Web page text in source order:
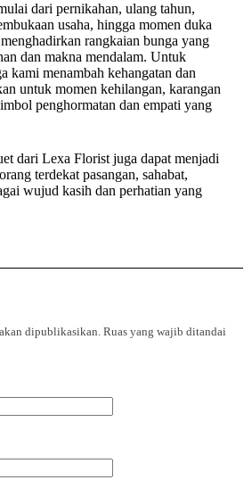
dari pernikahan, ulang tahun,
usaha, hingga momen duka
rangkaian bunga yang
dan makna mendalam. Untuk
kami menambah kehangatan dan
untuk momen kehilangan, karangan
penghormatan dan empati yang
dari Lexa Florist juga dapat menjadi
terdekat pasangan, sahabat,
wujud kasih dan perhatian yang
dipublikasikan. Ruas yang wajib ditandai